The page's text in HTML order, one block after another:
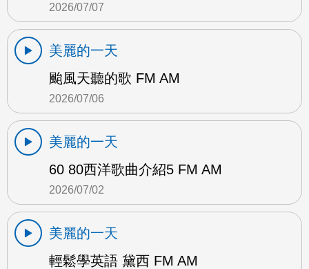
2026/07/07
美麗的一天
颱風天聽的歌 FM AM
2026/07/06
美麗的一天
60 80西洋歌曲介紹5 FM AM
2026/07/02
美麗的一天
輕鬆學英語 黛西 FM AM